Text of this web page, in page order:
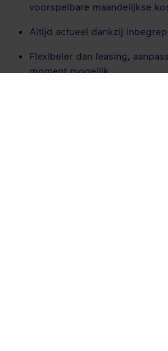
voorspelbare maandelijkse
Altijd actueel dankzij
Flexibeler dan leasing,
moment mogelijk